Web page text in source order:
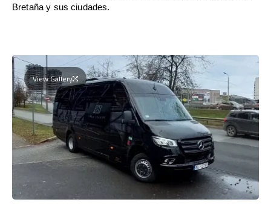
Bretaña y sus ciudades.
View Gallery